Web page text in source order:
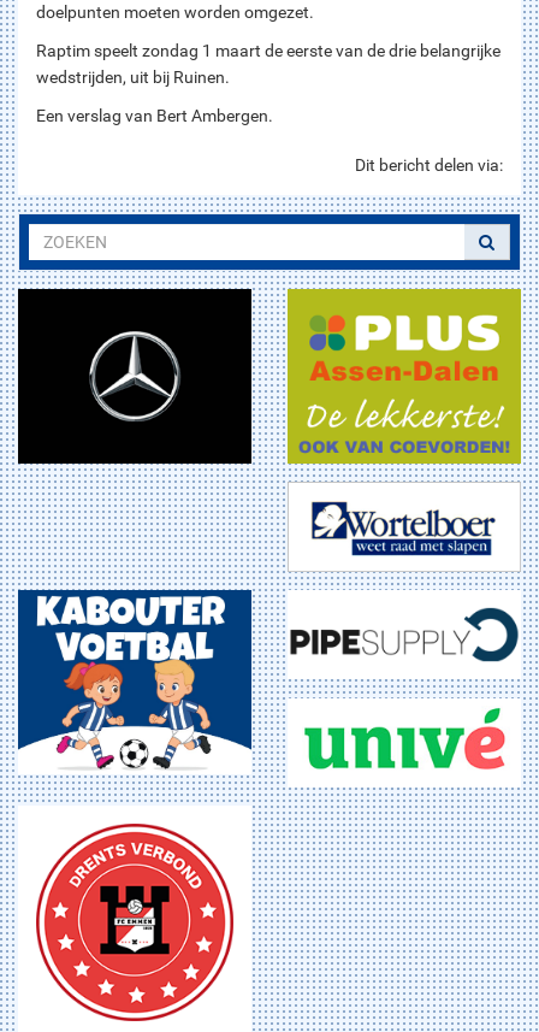
doelpunten moeten worden omgezet.
Raptim speelt zondag 1 maart de eerste van de drie belangrijke
wedstrijden, uit bij Ruinen.
Een verslag van Bert Ambergen.
Dit bericht delen via: